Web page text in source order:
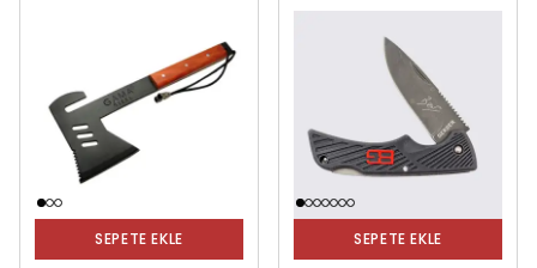
SEPETE EKLE SEPETE EKLE